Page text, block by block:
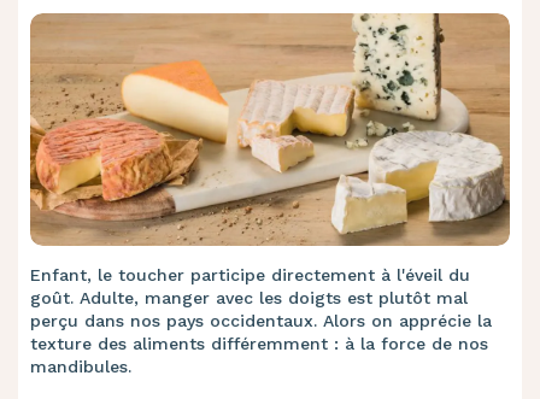
Enfant, le toucher participe directement à l'éveil du
goût. Adulte, manger avec les doigts est plutôt mal
perçu dans nos pays occidentaux. Alors on apprécie la
texture des aliments différemment : à la force de nos
mandibules.